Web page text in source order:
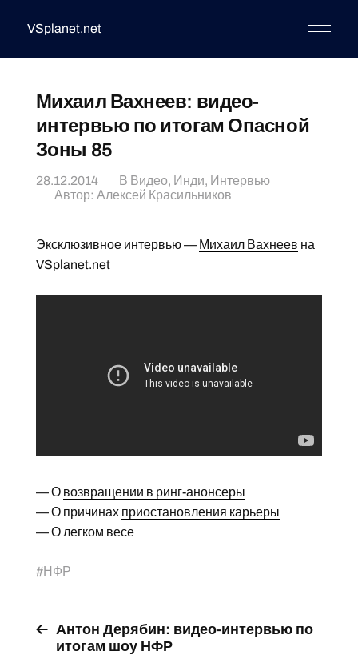
VSplanet.net
Михаил Вахнеев: видео-
интервью по итогам Опасной
Зоны 85
28.12.2014 В Видео, Инди, Интервью
Автор: Алексей Красильников
Эксклюзивное интервью — Михаил Вахнеев на
VSplanet.net
— О возвращении в ринг-анонсеры
— О причинах приостановления карьеры
— О легком весе
#НФР
Антон Дерябин: видео-интервью по
итогам шоу НФР